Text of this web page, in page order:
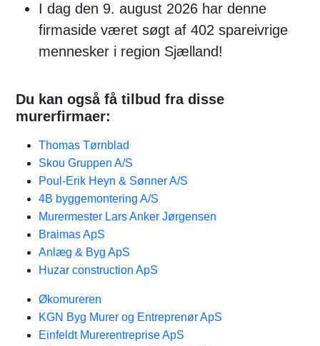
I dag den 9. august 2026 har denne
firmaside været søgt af 402 spareivrige
mennesker i region Sjælland!
Du kan også få tilbud fra disse
murerfirmaer:
Thomas Tørnblad
Skou Gruppen A/S
Poul-Erik Heyn & Sønner A/S
4B byggemontering A/S
Murermester Lars Anker Jørgensen
Braimas ApS
Anlæg & Byg ApS
Huzar construction ApS
Økomureren
KGN Byg Murer og Entreprenør ApS
Einfeldt Murerentreprise ApS